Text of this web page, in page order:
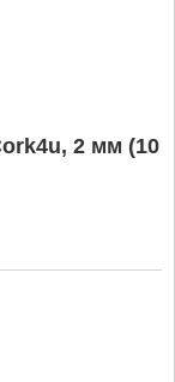
2 мм (10